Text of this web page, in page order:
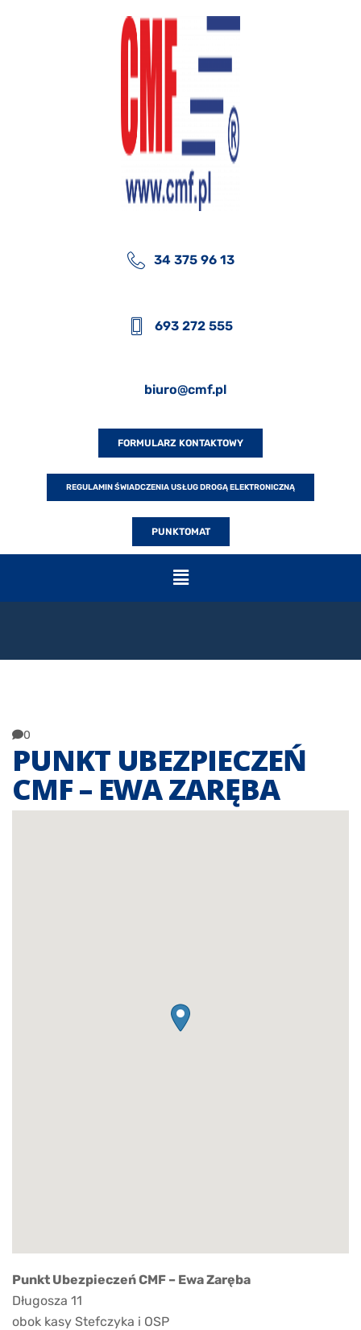
34 375 96 13
693 272 555
biuro@cmf.pl
FORMULARZ KONTAKTOWY
REGULAMIN ŚWIADCZENIA USŁUG DROGĄ ELEKTRONICZNĄ
PUNKTOMAT
0
PUNKT UBEZPIECZEŃ
CMF – EWA ZARĘBA
Punkt Ubezpieczeń CMF – Ewa Zaręba
Długosza 11
obok kasy Stefczyka i OSP